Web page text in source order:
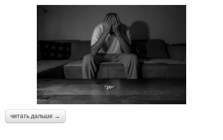
читать дальше →